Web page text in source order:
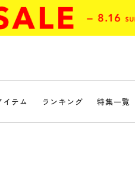
イテム ランキング 特集一覧